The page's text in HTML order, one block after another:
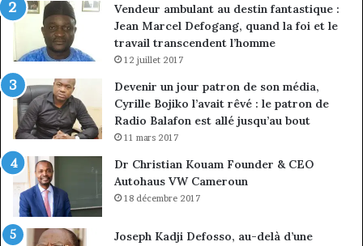
Vendeur ambulant au destin fantastique :
Jean Marcel Defogang, quand la foi et le
travail transcendent l’homme
12 juillet 2017
Devenir un jour patron de son média,
Cyrille Bojiko l’avait rêvé : le patron de
Radio Balafon est allé jusqu’au bout
11 mars 2017
Dr Christian Kouam Founder & CEO
Autohaus VW Cameroun
18 décembre 2017
Joseph Kadji Defosso, au-delà d’une